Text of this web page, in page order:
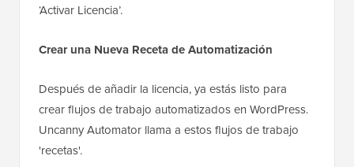
‘Activar Licencia’.
Crear una Nueva Receta de Automatización
Después de añadir la licencia, ya estás listo para
crear flujos de trabajo automatizados en WordPress.
Uncanny Automator llama a estos flujos de trabajo
'recetas'.